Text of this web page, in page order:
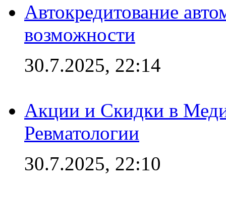
Автокредитование
возможности
30.7.2025, 22:14
Акции и Скидки в
Ревматологии
30.7.2025, 22:10